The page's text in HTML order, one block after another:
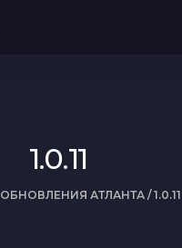
1.0.11
ОБНОВЛЕНИЯ АТЛАНТА /1.0.11